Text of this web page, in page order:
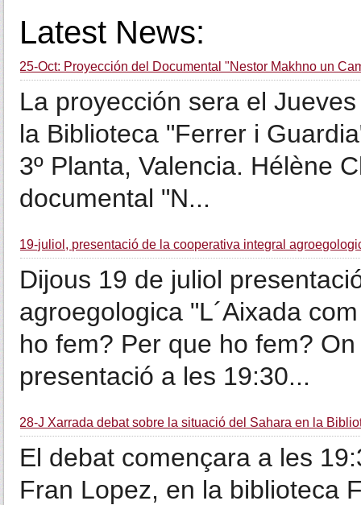
Latest News:
25-Oct: Proyección del Documental "Nestor Makhno un
La proyección sera el
la Biblioteca "Ferrer i
3º Planta, Valencia. Hélène
documental "N...
19-juliol, presentació de la cooperativa integral
Dijous 19 de juliol
agroegologica "L´Aixada
ho fem? Per que ho fem?
presentació a les 19:30...
28-J Xarrada debat sobre la situació del Sahara en la
El debat començara a les
Fran Lopez, en la biblioteca